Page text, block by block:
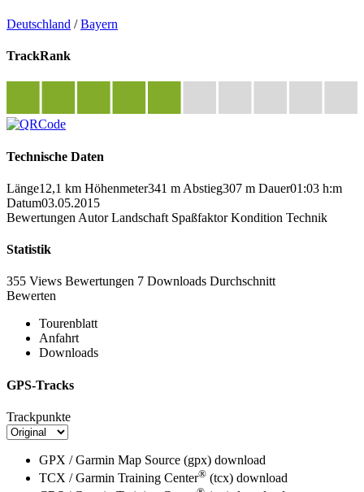
Deutschland /Bayern
TrackRank
Technische Daten
Länge12,1 km Höhenmeter341 m Abstieg307 m Dauer01:03 h:m
Datum03.05.2015
Bewertungen Autor Landschaft Spaßfaktor Kondition Technik
Statistik
355 Views Bewertungen 7 Downloads Durchschnitt
Bewerten
Tourenblatt
Anfahrt
Downloads
GPS-Tracks
Trackpunkte
GPX / Garmin Map Source (gpx) download
TCX / Garmin Training Center® (tcx) download